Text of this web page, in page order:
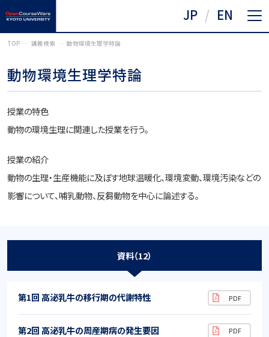
JP EN
TOP 講義検索 動物環境生理学特論
動物環境生理学特論
授業の特色
動物の環境生理に関連した授業を行う。
授業の紹介
動物の生理・生産機能に及ぼす地球温暖化、環境変動、環境汚染などの
影響について、哺乳動物、反芻動物を中心に論述する。
資料（12）
第1回 高泌乳牛の移行期の代謝特性
第2回 高泌乳牛の周産期病の発生要因